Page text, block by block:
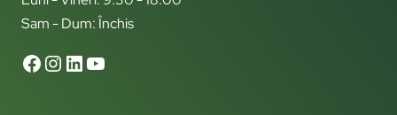
Sam - Dum: Închis